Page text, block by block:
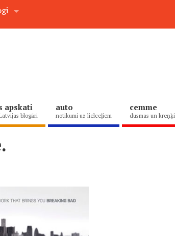
apskati
blogāri
auto
notikumi uz lielceļiem
cemme
dusmas un kreņķi